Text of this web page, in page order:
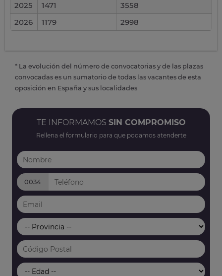
2025
1471
3558
2026
1179 2998
* La evolución del número de convocatorias y de las plazas
convocadas es un sumatorio de todas las vacantes de esta
oposición en España y sus localidades
TE INFORMAMOS SIN COMPROMISO
Rellena el formulario para que podamos atenderte
0034